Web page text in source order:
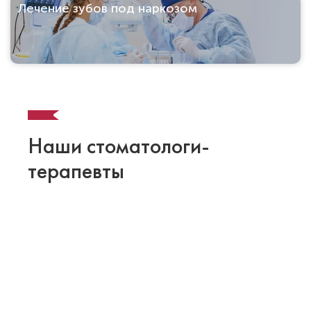
Лечение зубов под наркозом
Наши стоматологи-
терапевты